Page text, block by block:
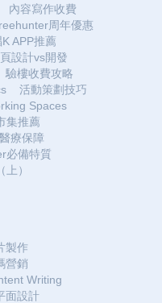
內容寫作收費
周年優惠
K APP推薦
設計vs開發
驗樓收費攻略
活動策劃技巧
Spaces
集推薦
療保障
必備特質
）
製作
營銷
Writing
面設計